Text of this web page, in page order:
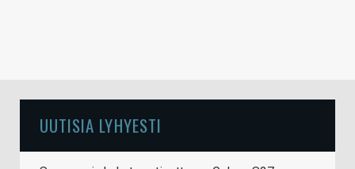
UUTISIA LYHYESTI